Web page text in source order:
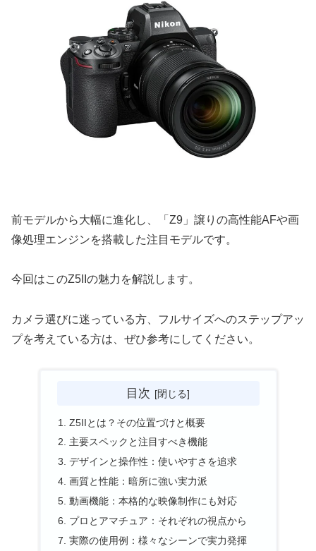
前モデルから大幅に進化し、「Z9」譲りの高性能AFや画
像処理エンジンを搭載した注目モデルです。
今回はこのZ5IIの魅力を解説します。
カメラ選びに迷っている方、フルサイズへのステップアッ
プを考えている方は、ぜひ参考にしてください。
目次
Z5IIとは？その位置づけと概要
主要スペックと注目すべき機能
デザインと操作性：使いやすさを追求
画質と性能：暗所に強い実力派
動画機能：本格的な映像制作にも対応
プロとアマチュア：それぞれの視点から
実際の使用例：様々なシーンで実力発揮